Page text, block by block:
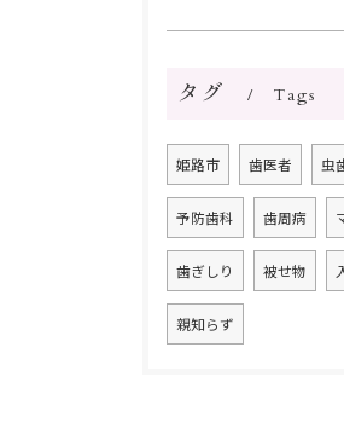
タグ Tags
姫路市 歯医者 虫
予防歯科 歯周病
歯ぎしり 被せ物
親知らず